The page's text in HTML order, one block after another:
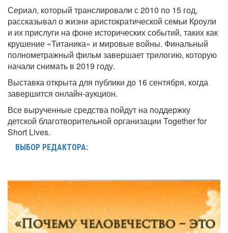
Сериал, который транслировали с 2010 по 15 год,
рассказывал о жизни аристократической семьи Кроули
и их прислуги на фоне исторических событий, таких как
крушение «Титаника» и мировые войны. Финальный
полнометражный фильм завершает трилогию, которую
начали снимать в 2019 году.
Выставка открыта для публики до 16 сентября, когда
завершится онлайн-аукцион.
Все вырученные средства пойдут на поддержку
детской благотворительной организации Together for
Short Lives.
ВЫБОР РЕДАКТОРА: